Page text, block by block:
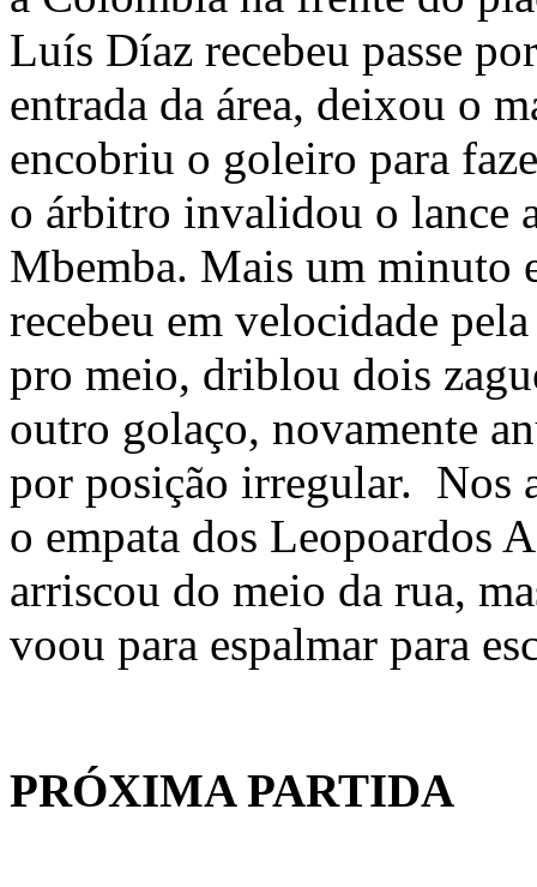
Luís Díaz recebeu passe
entrada da área, deixou o
encobriu o goleiro para
o árbitro invalidou o lance
Mbemba. Mais um minuto
recebeu em velocidade
pro meio, driblou dois
outro golaço, novamente
por posição irregular. Nos
o empata dos Leopoardos
arriscou do meio da rua,
voou para espalmar para
PRÓXIMA PARTIDA